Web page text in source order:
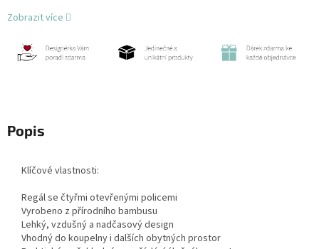
Zobrazit více
Popis
Klíčové vlastnosti:
Regál se čtyřmi otevřenými policemi
Vyrobeno z přírodního bambusu
Lehký, vzdušný a nadčasový design
Vhodný do koupelny i dalších obytných prostor